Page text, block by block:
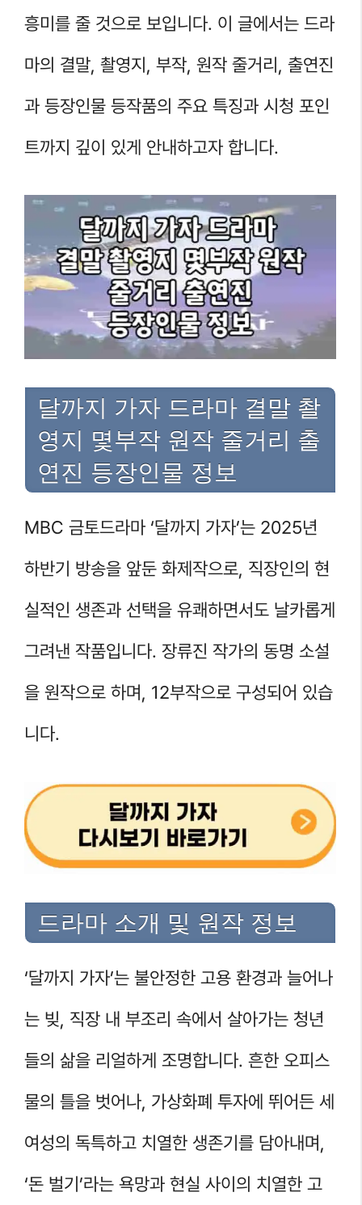
흥미를 줄 것으로 보입니다. 이 글에서는 드라
마의 결말, 촬영지, 부작, 원작 줄거리, 출연진
과 등장인물 등작품의 주요 특징과 시청 포인
트까지 깊이 있게 안내하고자 합니다.
달까지 가자 드라마 결말 촬
영지 몇부작 원작 줄거리 출
연진 등장인물 정보
MBC 금토드라마 ‘달까지 가자’는 2025년
하반기 방송을 앞둔 화제작으로, 직장인의 현
실적인 생존과 선택을 유쾌하면서도 날카롭게
그려낸 작품입니다. 장류진 작가의 동명 소설
을 원작으로 하며, 12부작으로 구성되어 있습
니다.
드라마 소개 및 원작 정보
‘달까지 가자’는 불안정한 고용 환경과 늘어나
는 빚, 직장 내 부조리 속에서 살아가는 청년
들의 삶을 리얼하게 조명합니다. 흔한 오피스
물의 틀을 벗어나, 가상화폐 투자에 뛰어든 세
여성의 독특하고 치열한 생존기를 담아내며,
‘돈 벌기’라는 욕망과 현실 사이의 치열한 고